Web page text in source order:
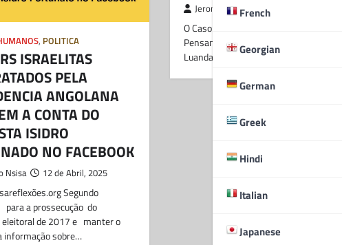
French
Georgian
German
Greek
Hindi
Italian
Japanese
, POLITICA
ISRAELITAS
PELA
ANGOLANA
A CONTA DO
ISIDRO
NO FACEBOOK
Nsisa 12 de Abril, 2025
Segundo
a prossecução do
eleitoral de 2017 e manter o
informação sobre…
Jeronimo Nsisa 10 de Abril, 2025
O Caso Albino Pakisi e o Perigo do
Pensamento Único Por : Henda Ya Xiyetu
Luanda – O afastamento do…